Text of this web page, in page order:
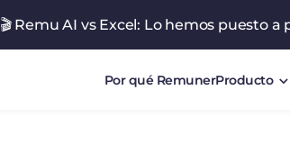
🎬 Remu AI vs Excel: Lo hemos puesto a
Por qué RemunerProducto